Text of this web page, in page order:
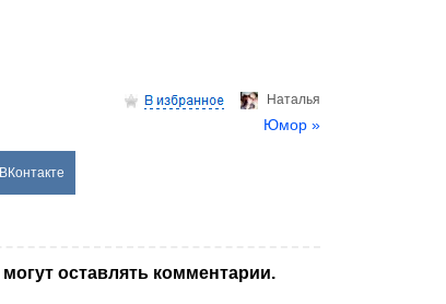
Hаталья
Юмор »
ВКонтакте
оставлять комментарии.